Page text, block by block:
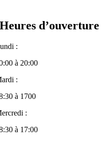
Heures d’ouverture
:
à 20:00
:
à 1700
:
à 17:00